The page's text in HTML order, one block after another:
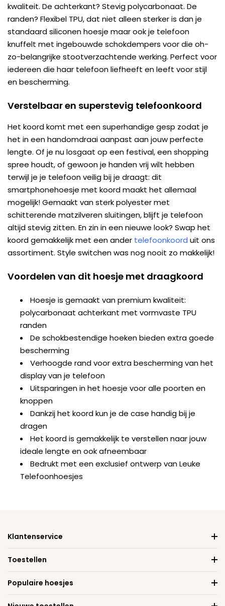
kwaliteit. De achterkant? Stevig polycarbonaat. De
randen? Flexibel TPU, dat niet alleen sterker is dan je
standaard siliconen hoesje maar ook je telefoon
knuffelt met ingebouwde schokdempers voor die oh-
zo-belangrijke stootverzachtende werking. Perfect voor
iedereen die haar telefoon liefheeft en leeft voor stijl
en bescherming.
Verstelbaar en superstevig telefoonkoord
Het koord komt met een superhandige gesp zodat je
het in een handomdraai aanpast aan jouw perfecte
lengte. Of je nu losgaat op een festival, een shopping
spree houdt, of gewoon je handen vrij wilt hebben
terwijl je je telefoon veilig bij je draagt: dit
smartphonehoesje met koord maakt het allemaal
mogelijk! Gemaakt van sterk polyester met
schitterende matzilveren sluitingen, blijft je telefoon
altijd stevig zitten. En zin in een nieuwe look? Swap het
koord gemakkelijk met een ander telefoonkoord uit ons
assortiment. Style switchen was nog nooit zo makkelijk!
Voordelen van dit hoesje met draagkoord
Hoesje is gemaakt van premium kwaliteit:
polycarbonaat achterkant met vormvaste TPU
randen
De schokbestendige hoeken bieden extra goede
bescherming
Verhoogde rand voor extra bescherming van het
display van je telefoon
Uitsparingen in het hoesje voor alle poorten en
knoppen
Dankzij het koord kun je de case handig bij je
dragen
Het koord is gemakkelijk te verstellen naar jouw
ideale lengte en ook afneembaar
Bedrukt met een exclusief ontwerp van Leuke
Telefoonhoesjes
Klantenservice
Toestellen
Populaire hoesjes